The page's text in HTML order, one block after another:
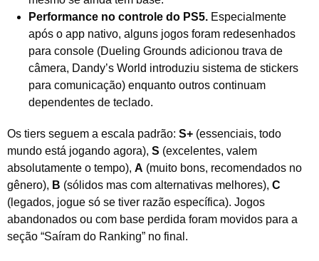
Performance no controle do PS5. Especialmente
após o app nativo, alguns jogos foram redesenhados
para console (Dueling Grounds adicionou trava de
câmera, Dandy’s World introduziu sistema de stickers
para comunicação) enquanto outros continuam
dependentes de teclado.
Os tiers seguem a escala padrão: S+ (essenciais, todo
mundo está jogando agora), S (excelentes, valem
absolutamente o tempo), A (muito bons, recomendados no
gênero), B (sólidos mas com alternativas melhores), C
(legados, jogue só se tiver razão específica). Jogos
abandonados ou com base perdida foram movidos para a
seção “Saíram do Ranking” no final.